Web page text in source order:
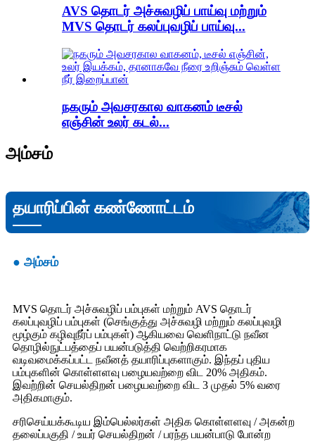
AVS தொடர் அச்சுவழிப் பாய்வு மற்றும்
MVS தொடர் கலப்புவழிப் பாய்வு...
நகரும் அவசரகால வாகனம் டீசல்
எஞ்சின் உலர் கடல்...
அம்சம்
தயாரிப்பின் கண்ணோட்டம்
● அம்சம்
MVS தொடர் அச்சுவழிப் பம்புகள் மற்றும் AVS தொடர்
கலப்புவழிப் பம்புகள் (செங்குத்து அச்சுவழி மற்றும் கலப்புவழி
மூழ்கும் கழிவுநீர்ப் பம்புகள்) ஆகியவை வெளிநாட்டு நவீன
தொழில்நுட்பத்தைப் பயன்படுத்தி வெற்றிகரமாக
வடிவமைக்கப்பட்ட நவீனத் தயாரிப்புகளாகும். இந்தப் புதிய
பம்புகளின் கொள்ளளவு பழையவற்றை விட 20% அதிகம்.
இவற்றின் செயல்திறன் பழையவற்றை விட 3 முதல் 5% வரை
அதிகமாகும்.
சரிசெய்யக்கூடிய இம்பெல்லர்கள் அதிக கொள்ளளவு / அகன்ற
தலைப்பகுதி / உயர் செயல்திறன் / பரந்த பயன்பாடு போன்ற